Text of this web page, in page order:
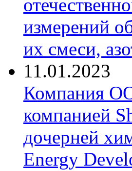
измерений
их смеси,
11.01.2023
Компания
компанией
дочерней
Energy